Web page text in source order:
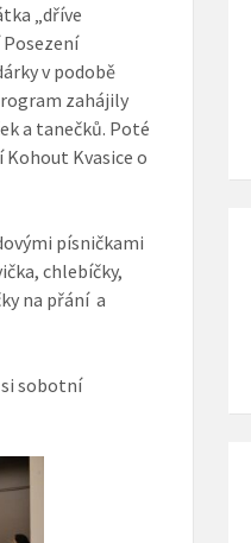
„dříve
v podobě
zahájily
a tanečků. Poté
Kvasice o
písničkami
chlebíčky,
na přání a
sobotní